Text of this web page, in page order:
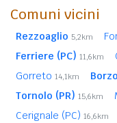
Comuni vicini
Rezzoaglio 5,2km
Ferriere (PC) 11,6km
Gorreto 14,1km
Tornolo (PR) 15,6km
Cerignale (PC) 16,6km